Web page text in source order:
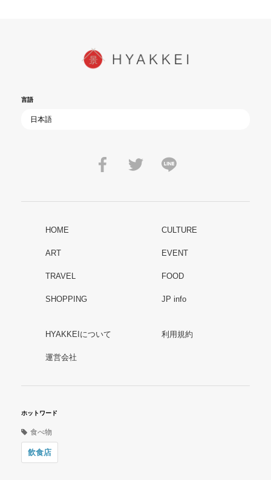
言語
HOME CULTURE
ART EVENT
TRAVEL FOOD
SHOPPING JP info
HYAKKEIについて 利用規約
運営会社
ホットワード
食べ物
飲食店